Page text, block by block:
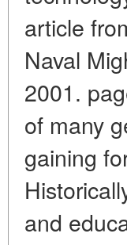
article
Naval
2001.
of many
gaining
and